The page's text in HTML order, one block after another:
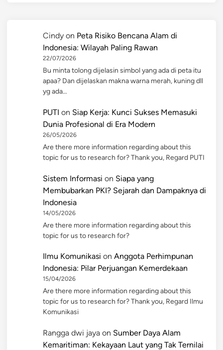
Cindy on Peta Risiko Bencana Alam di
Indonesia: Wilayah Paling Rawan
22/07/2026
Bu minta tolong dijelasin simbol yang ada di peta itu
apaa? Dan dijelaskan makna warna merah, kuning dll
yg ada…
PUTI on Siap Kerja: Kunci Sukses Memasuki
Dunia Profesional di Era Modern
26/05/2026
Are there more information regarding about this
topic for us to research for? Thank you, Regard PUTI
Sistem Informasi on Siapa yang
Membubarkan PKI? Sejarah dan Dampaknya di
Indonesia
14/05/2026
Are there more information regarding about this
topic for us to research for?
Ilmu Komunikasi on Anggota Perhimpunan
Indonesia: Pilar Perjuangan Kemerdekaan
15/04/2026
Are there more information regarding about this
topic for us to research for? Thank you, Regard Ilmu
Komunikasi
Rangga dwi jaya on Sumber Daya Alam
Kemaritiman: Kekayaan Laut yang Tak Ternilai